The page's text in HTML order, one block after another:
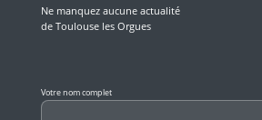
Ne manquez aucune actualité
de Toulouse les Orgues
Votre nom complet